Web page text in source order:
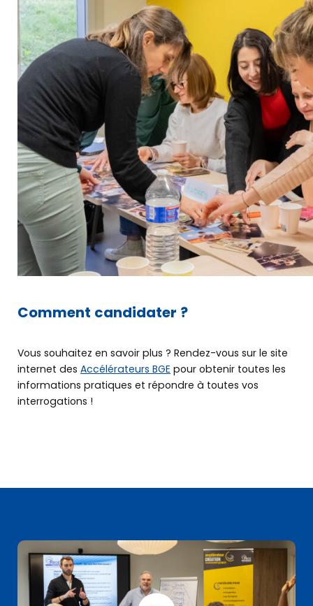
PRENDRE RENDEZ-VOUS
OÙ NOUS TROUVER
Agenda
Comment candidater ?
Vous souhaitez en savoir plus ? Rendez-vous sur le site
internet des Accélérateurs BGE pour obtenir toutes les
informations pratiques et répondre à toutes vos
interrogations !